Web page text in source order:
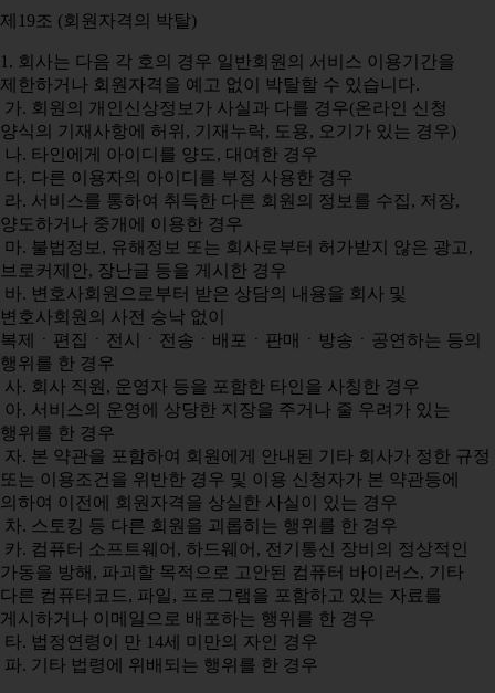
제19조 (회원자격의 박탈)
1. 회사는 다음 각 호의 경우 일반회원의 서비스 이용기간을
제한하거나 회원자격을 예고 없이 박탈할 수 있습니다.
가. 회원의 개인신상정보가 사실과 다를 경우(온라인 신청
양식의 기재사항에 허위, 기재누락, 도용, 오기가 있는 경우)
나. 타인에게 아이디를 양도, 대여한 경우
다. 다른 이용자의 아이디를 부정 사용한 경우
라. 서비스를 통하여 취득한 다른 회원의 정보를 수집, 저장,
양도하거나 중개에 이용한 경우
마. 불법정보, 유해정보 또는 회사로부터 허가받지 않은 광고,
브로커제안, 장난글 등을 게시한 경우
바. 변호사회원으로부터 받은 상담의 내용을 회사 및
변호사회원의 사전 승낙 없이
복제ㆍ편집ㆍ전시ㆍ전송ㆍ배포ㆍ판매ㆍ방송ㆍ공연하는 등의
행위를 한 경우
사. 회사 직원, 운영자 등을 포함한 타인을 사칭한 경우
아. 서비스의 운영에 상당한 지장을 주거나 줄 우려가 있는
행위를 한 경우
자. 본 약관을 포함하여 회원에게 안내된 기타 회사가 정한 규정
또는 이용조건을 위반한 경우 및 이용 신청자가 본 약관등에
의하여 이전에 회원자격을 상실한 사실이 있는 경우
차. 스토킹 등 다른 회원을 괴롭히는 행위를 한 경우
카. 컴퓨터 소프트웨어, 하드웨어, 전기통신 장비의 정상적인
가동을 방해, 파괴할 목적으로 고안된 컴퓨터 바이러스, 기타
다른 컴퓨터코드, 파일, 프로그램을 포함하고 있는 자료를
게시하거나 이메일으로 배포하는 행위를 한 경우
타. 법정연령이 만 14세 미만의 자인 경우
파. 기타 법령에 위배되는 행위를 한 경우